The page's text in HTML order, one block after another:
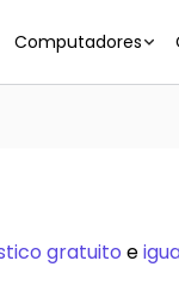
Computadores
gratuito e